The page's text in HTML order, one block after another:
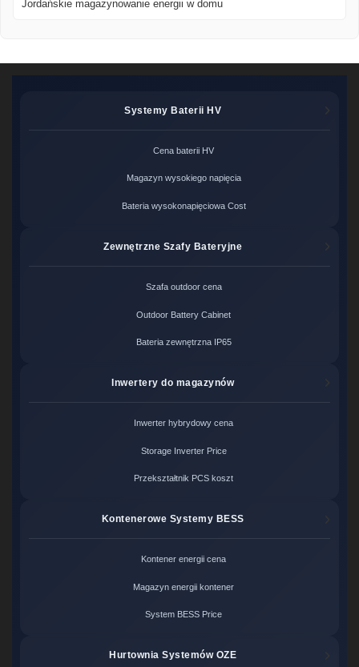
Jordańskie magazynowanie energii w domu
Systemy Baterii HV
Cena baterii HV
Magazyn wysokiego napięcia
Bateria wysokonapięciowa Cost
Zewnętrzne Szafy Bateryjne
Szafa outdoor cena
Outdoor Battery Cabinet
Bateria zewnętrzna IP65
Inwertery do magazynów
Inwerter hybrydowy cena
Storage Inverter Price
Przekształtnik PCS koszt
Kontenerowe Systemy BESS
Kontener energii cena
Magazyn energii kontener
System BESS Price
Hurtownia Systemów OZE